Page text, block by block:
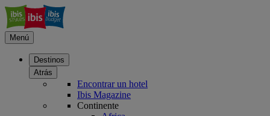
Menú
Destinos
Atrás
Encontrar un hotel
Ibis Magazine
Continente